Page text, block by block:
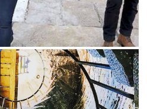
Feb 16